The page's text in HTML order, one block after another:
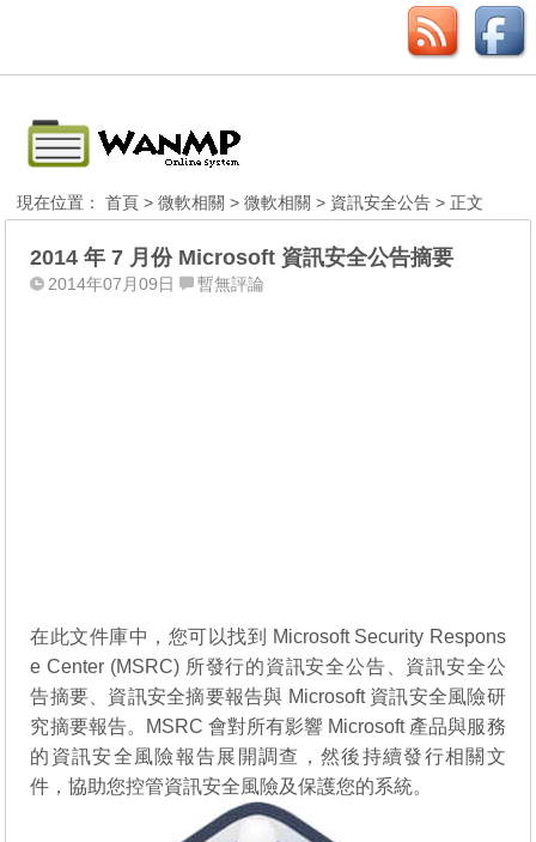
現在位置：首頁 >微軟相關 >微軟相關 > 資訊安全公告 > 正文
2014 年 7 月份 Microsoft 資訊安全公告摘要
2014年07月09日 暫無評論
在此文件庫中，您可以找到 Microsoft Security Respons
e Center (MSRC) 所發行的資訊安全公告、資訊安全公
告摘要、資訊安全摘要報告與 Microsoft 資訊安全風險研
究摘要報告。MSRC 會對所有影響 Microsoft 產品與服務
的資訊安全風險報告展開調查，然後持續發行相關文
件，協助您控管資訊安全風險及保護您的系統。